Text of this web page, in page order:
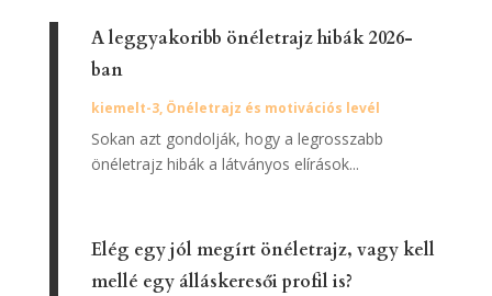
A leggyakoribb önéletrajz hibák 2026-
ban
kiemelt-3, Önéletrajz és motivációs levél
Sokan azt gondolják, hogy a legrosszabb
önéletrajz hibák a látványos elírások...
Elég egy jól megírt önéletrajz, vagy kell
mellé egy álláskeresői profil is?